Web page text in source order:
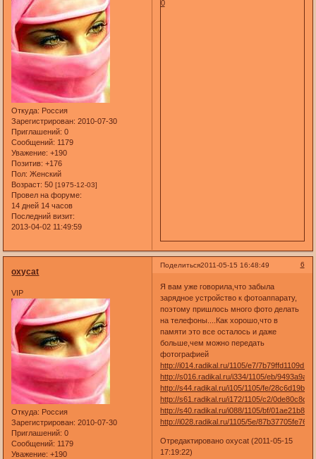
Откуда: Россия
Зарегистрирован: 2010-07-30
Приглашений: 0
Сообщений: 1179
Уважение: +190
Позитив: +176
Пол: Женский
Возраст: 50[1975-12-03]
Провел на форуме:
14 дней 14 часов
Последний визит:
2013-04-02 11:49:59
0
Поделиться 6
2011-05-15 16:48:49
oxycat
VIP
Откуда: Россия
Зарегистрирован: 2010-07-30
Приглашений: 0
Сообщений: 1179
Уважение: +190
Я вам уже говорила,что забыла
зарядное устройство к фотоаппарату,
поэтому пришлось много фото делать
на телефоны....Как хорошо,что в
памяти это все осталось и даже
больше,чем можно передать
фотографией
http://i014.radikal.ru/1105/e7/7b79ffd1109d.jpg
http://s016.radikal.ru/i334/1105/eb/
http://s44.radikal.ru/i105/1105/fe/
http://s61.radikal.ru/i172/1105/c2/
http://s40.radikal.ru/i088/1105/bf/
http://i028.radikal.ru/1105/5e/
Отредактировано oxycat (2011-05-15
17:19:22)